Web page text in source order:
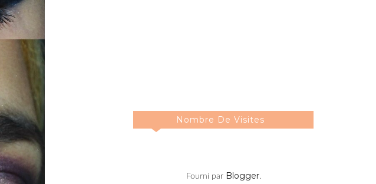
Nombre De Visites
Fourni par Blogger.